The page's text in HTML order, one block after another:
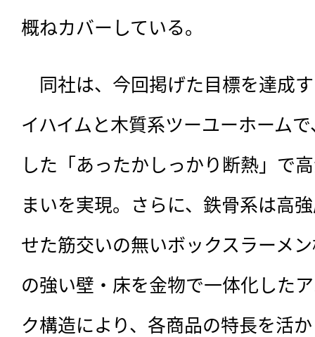
概ねカバーしている。
同社は、今回掲げた目標を達成
イハイムと木質系ツーユーホーム
した「あったかしっかり断熱」で
まいを実現。さらに、鉄骨系は高
せた筋交いの無いボックスラーメ
の強い壁・床を金物で一体化した
ク構造により、各商品の特長を活